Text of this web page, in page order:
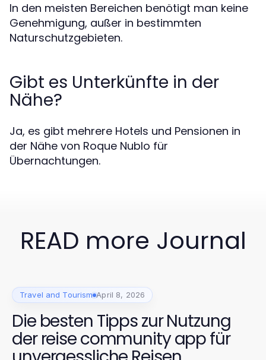
In den meisten Bereichen benötigt man keine
Genehmigung, außer in bestimmten
Naturschutzgebieten.
Gibt es Unterkünfte in der
Nähe?
Ja, es gibt mehrere Hotels und Pensionen in
der Nähe von Roque Nublo für
Übernachtungen.
READ more Journal
Travel and Tourism April 8, 2026
Die besten Tipps zur Nutzung
der reise community app für